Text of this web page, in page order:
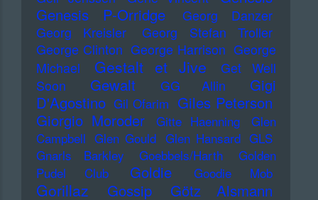
Genesis P-Orridge
Georg Danzer
Georg Kreisler
Georg Stefan Troller
George Clinton George Harrison George
Michael
Gestalt et Jive
Get Well
Soon
Gewalt GG Allin
Gigi
D'Agostino Gil Ofarim Giles Peterson
Giorgio Moroder
Gitte Haenning
Glen
Campbell Glen Gould Glen Hansard GLS
Gnarls Barkley
Goebbels/Harth
Golden
Pudel Club
Goldie Goodie Mob
Gorillaz Gossip Götz Alsmann